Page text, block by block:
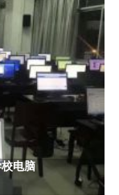
电脑